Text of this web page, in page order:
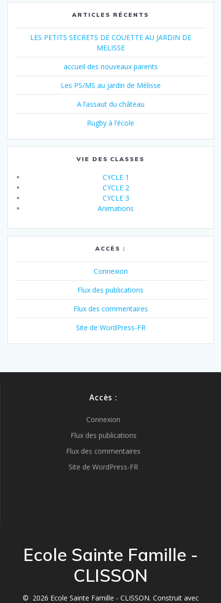
ARTICLES RÉCENTS
LES PETITS SECRETS DE COUETTE AU JARDIN DE
MELISSE
accueil des nouveaux parents
Les PS/MS au jardin de Mélisse
A l’assaut du château
Rugby à l’école
VIE DES CLASSES
CYCLE 1
CYCLE 2
CYCLE 3
Animations
ACCÈS :
Connexion
Flux des publications
Flux des commentaires
Site de WordPress-FR
Accès :
Connexion
Flux des publications
Flux des commentaires
Site de WordPress-FR
Ecole Sainte Famille -
CLISSON
© 2026 Ecole Sainte Famille - CLISSON. Construit avec